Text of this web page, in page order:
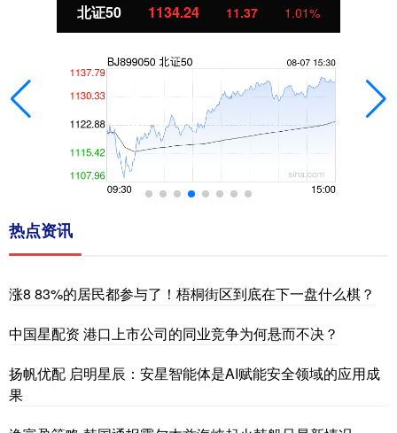
北证50 1134.24 11.37 1.01%
热点资讯
涨8 83%的居民都参与了！梧桐街区到底在下一盘什么棋？
中国星配资 港口上市公司的同业竞争为何悬而不决？
扬帆优配 启明星辰：安星智能体是AI赋能安全领域的应用成
果